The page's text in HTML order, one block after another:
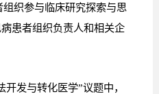
织参与临床研究探索与思
患者组织负责人和相关企
发与转化医学”议题中，